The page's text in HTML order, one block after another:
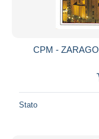
CPM -
Stato